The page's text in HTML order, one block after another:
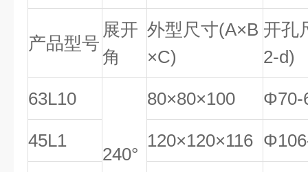
产品型号
展开
角
外型尺寸(A×B
×C)
开孔
2-d)
63L10
240°
80×80×100 Φ70-
45L1 120×120×116